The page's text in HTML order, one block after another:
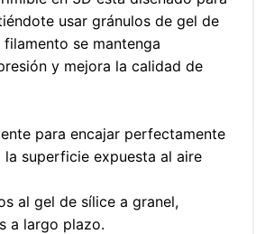
usar gránulos de gel de
se mantenga
y mejora la calidad de
para encajar perfectamente
la superficie expuesta al aire
al gel de sílice a granel,
a largo plazo.